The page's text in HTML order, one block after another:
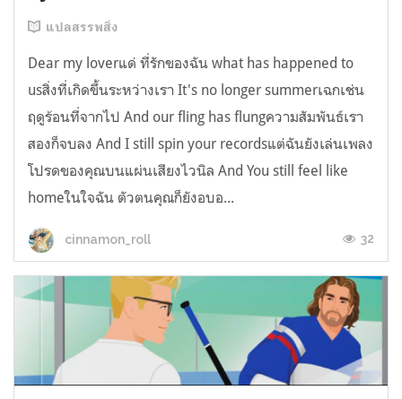
แปลสรรพสิ่ง
Dear my loverแด่ ที่รักของฉัน what has happened to
usสิ่งที่เกิดขึ้นระหว่างเรา It's no longer summerเฉกเช่น
ฤดูร้อนที่จากไป And our fling has flungความสัมพันธ์เรา
สองก็จบลง And I still spin your recordsแต่ฉันยังเล่นเพลง
โปรดของคุณบนแผ่นเสียงไวนิล And You still feel like
homeในใจฉัน ตัวตนคุณก็ยังอบอ...
cinnamon_roll 32